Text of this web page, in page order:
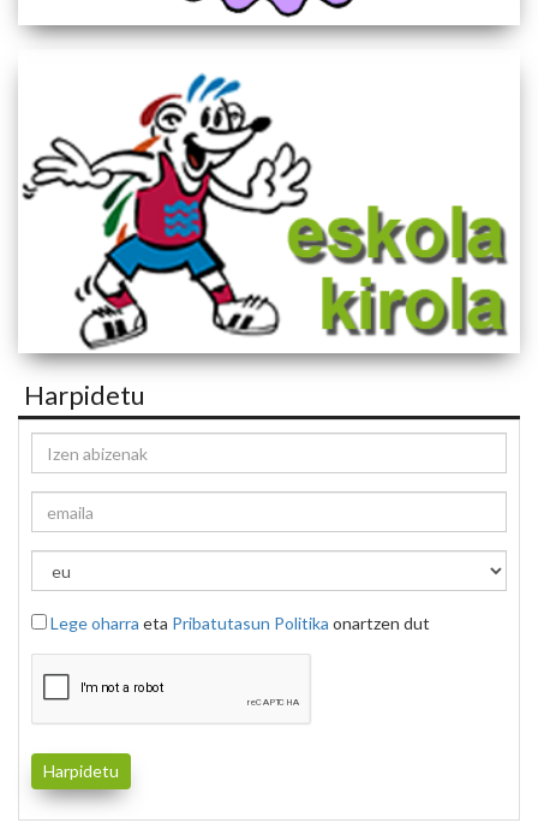
Harpidetu
Lege oharra eta Pribatutasun Politika onartzen dut